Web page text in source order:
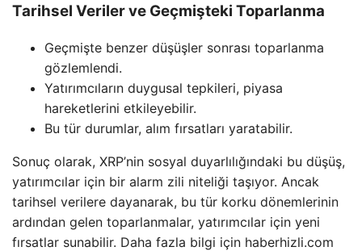
Tarihsel Veriler ve Geçmişteki Toparlanma
Geçmişte benzer düşüşler sonrası toparlanma
gözlemlendi.
Yatırımcıların duygusal tepkileri, piyasa
hareketlerini etkileyebilir.
Bu tür durumlar, alım fırsatları yaratabilir.
Sonuç olarak, XRP’nin sosyal duyarlılığındaki bu düşüş,
yatırımcılar için bir alarm zili niteliği taşıyor. Ancak
tarihsel verilere dayanarak, bu tür korku dönemlerinin
ardından gelen toparlanmalar, yatırımcılar için yeni
fırsatlar sunabilir. Daha fazla bilgi için haberhizli.com